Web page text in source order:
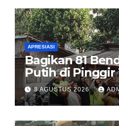
Rp321 Miliar
APRESIASI
Bagikan 81
Putih di Pinggir
Karib BSD Ajak
Kibarkan Sang
8 AGUSTUS 2026